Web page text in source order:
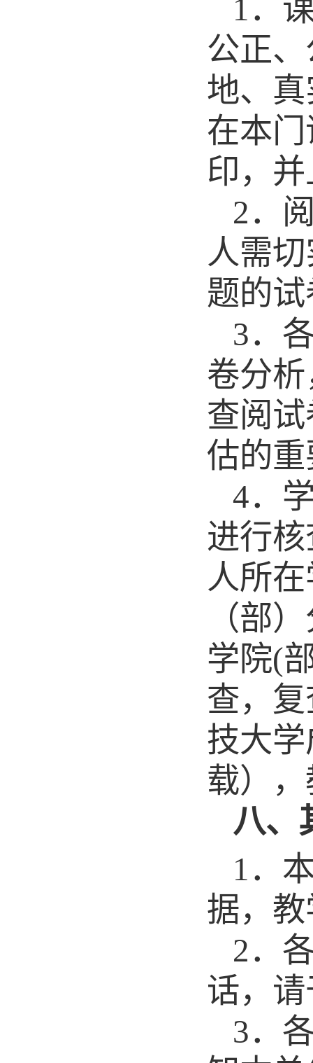
1．
公正
地、
在本
印 ，
2．
人需
题的
3．
卷分
查阅
估的
4．
进行
人所在
（部
学院(
查，
技大
载）
八、
1．
据，
2．
话，
3．